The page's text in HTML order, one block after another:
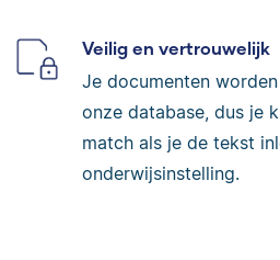
Veilig en vertrouwelijk
Je documenten
onze database, dus je
match als je de tekst
onderwijsinstelling.